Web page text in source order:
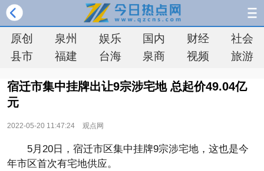
原创 泉州 娱乐 国内 财经
社会
县市
福建 台海 泉商 视频 旅游
宿迁市集中挂牌出让9宗涉宅地 总起价49.04亿
元
2022-05-20 11:47:24 观点网
5月20日，宿迁市区集中挂牌9宗涉宅地，这也是今
年市区首次有宅地供应。